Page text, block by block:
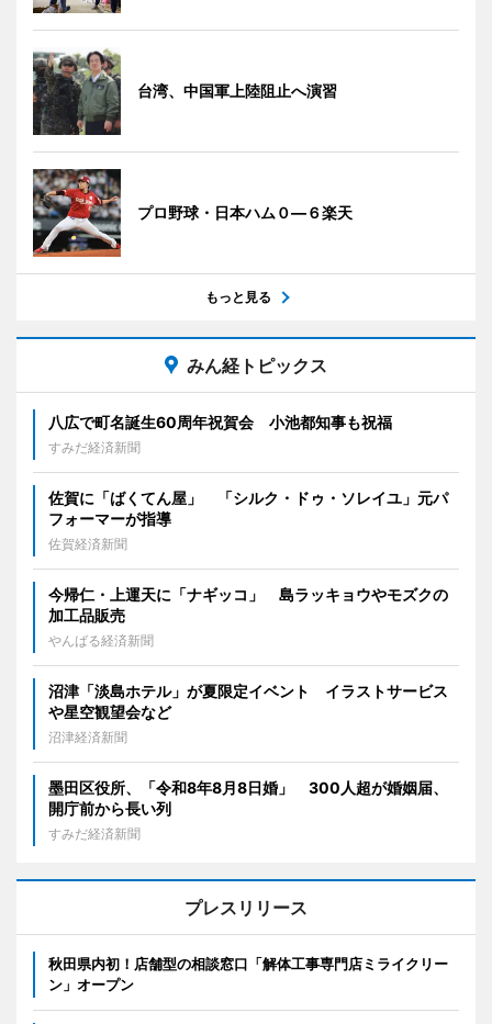
台湾、中国軍上陸阻止へ演習
プロ野球・日本ハム０―６楽天
もっと見る
みん経トピックス
八広で町名誕生60周年祝賀会 小池都知事も祝福
すみだ経済新聞
佐賀に「ばくてん屋」 「シルク・ドゥ・ソレイユ」元パ
フォーマーが指導
佐賀経済新聞
今帰仁・上運天に「ナギッコ」 島ラッキョウやモズクの
加工品販売
やんばる経済新聞
沼津「淡島ホテル」が夏限定イベント イラストサービス
や星空観望会など
沼津経済新聞
墨田区役所、「令和8年8月8日婚」 300人超が婚姻届、
開庁前から長い列
すみだ経済新聞
プレスリリース
秋田県内初！店舗型の相談窓口「解体工事専門店ミライクリー
ン」オープン